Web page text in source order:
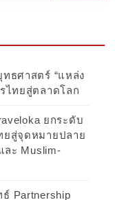
ธศาสตร์ “แหล่ง
ไทยสู่ตลาดโลก
ยกระดับ
ยสู่จุดหมายปลาย
ละ Muslim-
Partnership